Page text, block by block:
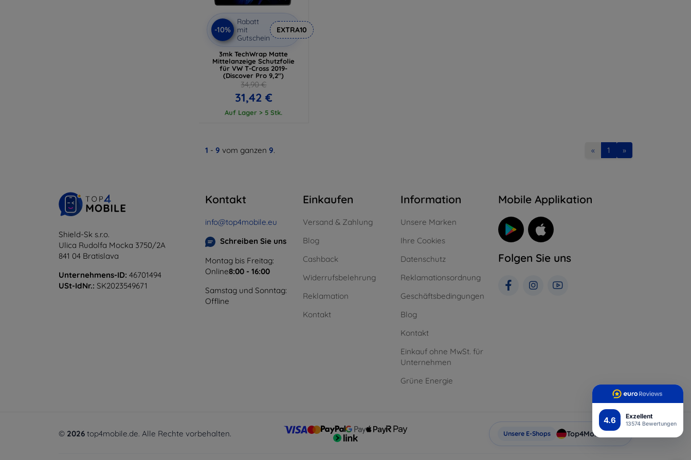
4.6 Exzellent
13574 Bewertungen
-10%
Rabatt
mit
Gutschein
EXTRA10
3mk TechWrap Matte
Mittelanzeige Schutzfolie
für VW T-Cross 2019-
(Discover Pro 9,2")
34,90 €
31,42 €
Auf Lager > 5 Stk.
1 - 9 vom ganzen 9. « 1 »
Shield-Sk s.r.o.
Ulica Rudolfa Mocka 3750/2A
841 04 Bratislava
Unternehmens-ID: 46701494
USt-IdNr.: SK2023549671
Kontakt
info@top4mobile.eu
Schreiben Sie uns
Montag bis Freitag:
Online8:00 - 16:00
Samstag und Sonntag:
Offline
Einkaufen
Versand & Zahlung
Blog
Cashback
Widerrufsbelehrung
Reklamation
Kontakt
Information
Unsere Marken
Ihre Cookies
Datenschutz
Reklamationsordnung
Geschäftsbedingungen
Blog
Kontakt
Einkauf ohne MwSt. für
Unternehmen
Grüne Energie
Mobile Applikation
Folgen Sie uns
© 2026 top4mobile.de. Alle Rechte vorbehalten. Unsere E-Shops Top4Mobile.de